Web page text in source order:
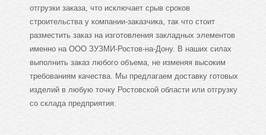
отгрузки заказа, что исключает срыв сроков
строительства у компании-заказчика, так что стоит
разместить заказ на изготовления закладных элементов
именно на ООО ЗУЗМИ-Ростов-на-Дону. В наших силах
выполнить заказ любого объема, не изменяя высоким
требованиям качества. Мы предлагаем доставку готовых
изделий в любую точку Ростовской области или отгрузку
со склада предприятия.